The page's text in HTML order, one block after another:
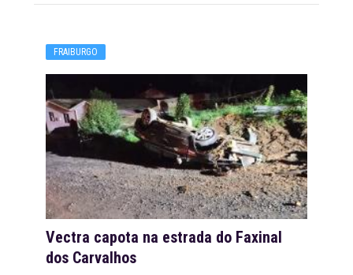
FRAIBURGO
Vectra capota na estrada do Faxinal
dos Carvalhos